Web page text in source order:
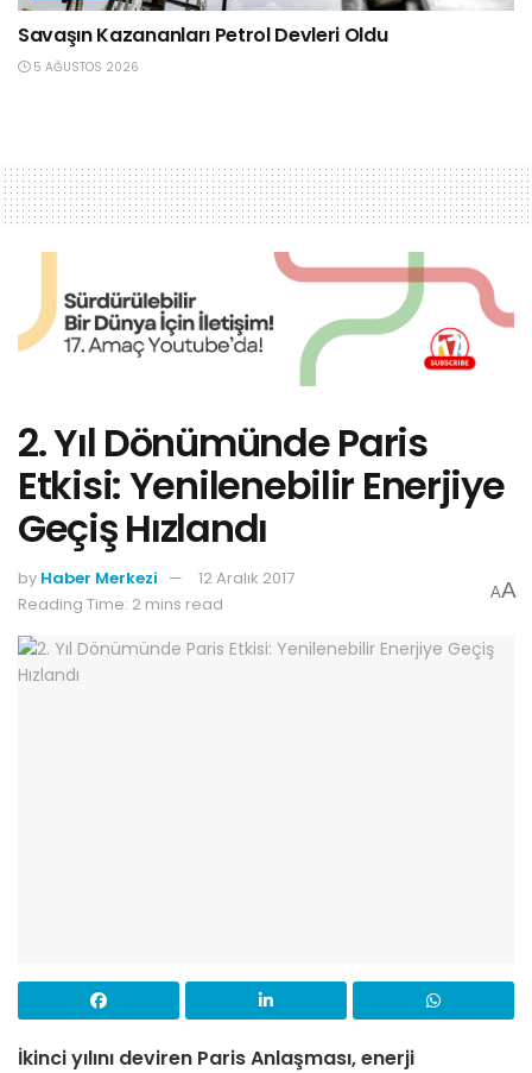
Savaşın Kazananları Petrol Devleri Oldu
5 AĞUSTOS 2026
2. Yıl Dönümünde Paris
Etkisi: Yenilenebilir Enerjiye
Geçiş Hızlandı
by Haber Merkezi
12 Aralık 2017
Reading Time: 2 mins read
AA
İkinci yılını deviren Paris Anlaşması, enerji